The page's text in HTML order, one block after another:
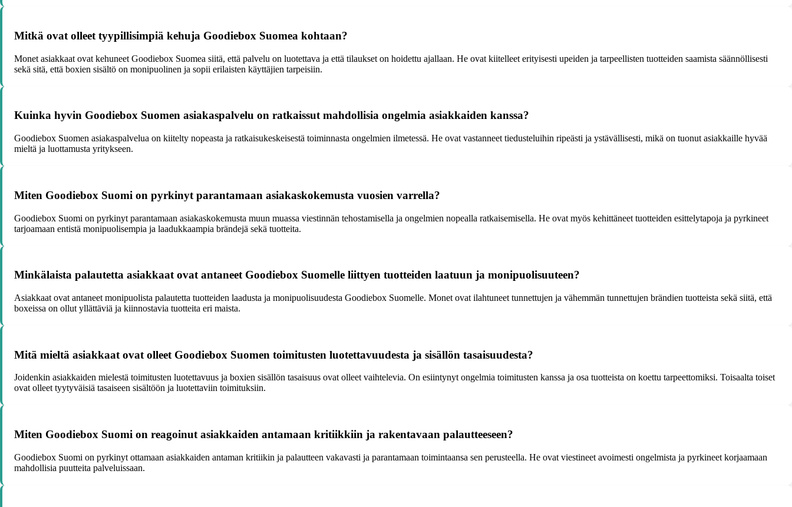
Mitkä ovat olleet tyypillisimpiä kehuja Goodiebox Suomea kohtaan?
Monet asiakkaat ovat kehuneet Goodiebox Suomea siitä, että palvelu on luotettava ja että tilaukset on hoidettu ajallaan. He ovat kiitelleet erityisesti upeiden ja tarpeellisten tuotteiden saamista säännöllisesti
sekä sitä, että boxien sisältö on monipuolinen ja sopii erilaisten käyttäjien tarpeisiin.
Kuinka hyvin Goodiebox Suomen asiakaspalvelu on ratkaissut mahdollisia ongelmia asiakkaiden kanssa?
Goodiebox Suomen asiakaspalvelua on kiitelty nopeasta ja ratkaisukeskeisestä toiminnasta ongelmien ilmetessä. He ovat vastanneet tiedusteluihin ripeästi ja ystävällisesti, mikä on tuonut asiakkaille hyvää
mieltä ja luottamusta yritykseen.
Miten Goodiebox Suomi on pyrkinyt parantamaan asiakaskokemusta vuosien varrella?
Goodiebox Suomi on pyrkinyt parantamaan asiakaskokemusta muun muassa viestinnän tehostamisella ja ongelmien nopealla ratkaisemisella. He ovat myös kehittäneet tuotteiden esittelytapoja ja pyrkineet
tarjoamaan entistä monipuolisempia ja laadukkaampia brändejä sekä tuotteita.
Minkälaista palautetta asiakkaat ovat antaneet Goodiebox Suomelle liittyen tuotteiden laatuun ja monipuolisuuteen?
Asiakkaat ovat antaneet monipuolista palautetta tuotteiden laadusta ja monipuolisuudesta Goodiebox Suomelle. Monet ovat ilahtuneet tunnettujen ja vähemmän tunnettujen brändien tuotteista sekä siitä, että
boxeissa on ollut yllättäviä ja kiinnostavia tuotteita eri maista.
Mitä mieltä asiakkaat ovat olleet Goodiebox Suomen toimitusten luotettavuudesta ja sisällön tasaisuudesta?
Joidenkin asiakkaiden mielestä toimitusten luotettavuus ja boxien sisällön tasaisuus ovat olleet vaihtelevia. On esiintynyt ongelmia toimitusten kanssa ja osa tuotteista on koettu tarpeettomiksi. Toisaalta toiset
ovat olleet tyytyväisiä tasaiseen sisältöön ja luotettaviin toimituksiin.
Miten Goodiebox Suomi on reagoinut asiakkaiden antamaan kritiikkiin ja rakentavaan palautteeseen?
Goodiebox Suomi on pyrkinyt ottamaan asiakkaiden antaman kritiikin ja palautteen vakavasti ja parantamaan toimintaansa sen perusteella. He ovat viestineet avoimesti ongelmista ja pyrkineet korjaamaan
mahdollisia puutteita palveluissaan.